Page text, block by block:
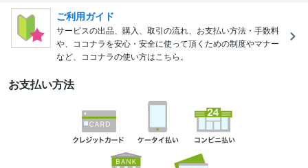
ご利用ガイド
サービスの出品、購入、取引の流れ、お支払い方法・手数料
や、ココナラを安心・安全に使って頂くための制度やマナー
など、ココナラの使い方はこちら。
お支払い方法